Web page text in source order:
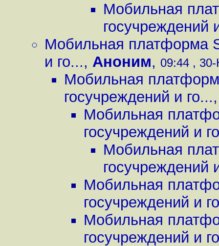
Мобильная
госучреждений
Мобильная платформа
и го..., Аноним, 09:44 ,
Мобильная
госучреждений и го...
Мобильная
госучреждений и
Мобильная
госучреждений
Мобильная
госучреждений и
Мобильная
госучреждений и